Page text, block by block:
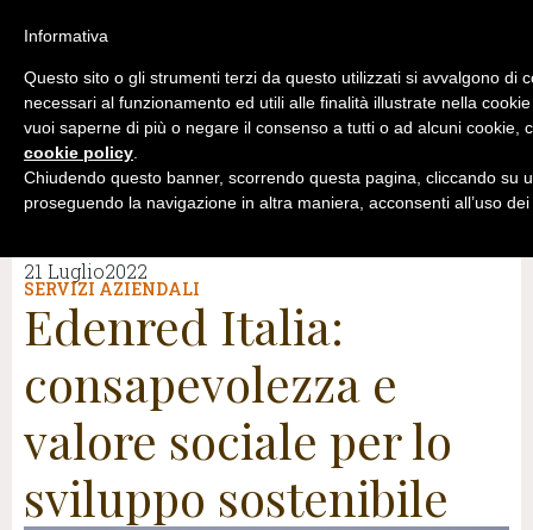
21 Luglio2022
SERVIZI AZIENDALI
Edenred Italia:
consapevolezza e
valore sociale per lo
sviluppo sostenibile
Informativa
Questo sito o gli strumenti terzi da questo utilizzati si avvalgono di
necessari al funzionamento ed utili alle finalità illustrate nella
vuoi saperne di più o negare il consenso a tutti o ad alcuni cookie,
cookie policy.
Chiudendo questo banner, scorrendo questa pagina, cliccando su
proseguendo la navigazione in altra maniera, acconsenti all’uso